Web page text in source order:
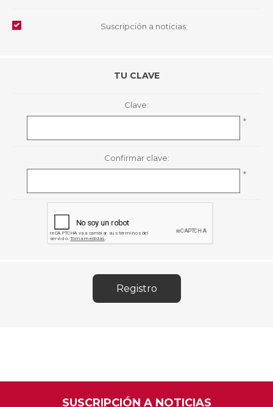
Suscripción a noticias:
TU CLAVE
Clave:
*
Confirmar clave:
*
SUSCRIPCIÓN A NOTICIAS